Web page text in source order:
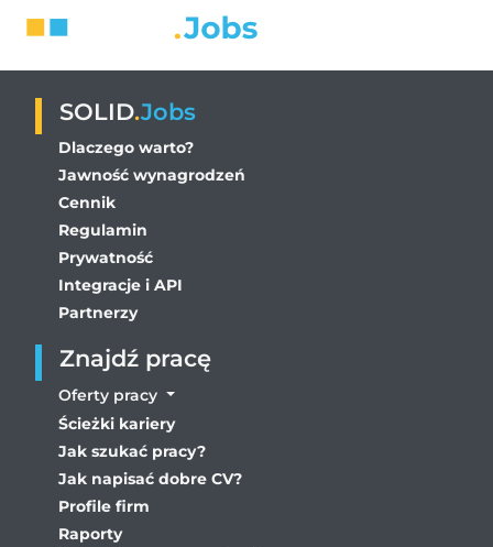
SOLID.Jobs
Dlaczego warto?
Jawność wynagrodzeń
Cennik
Regulamin
Prywatność
Integracje i API
Partnerzy
Znajdź pracę
Oferty pracy
Ścieżki kariery
Jak szukać pracy?
Jak napisać dobre CV?
Profile firm
Raporty